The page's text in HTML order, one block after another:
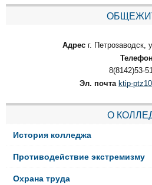
Адрес г.
Телефон
8(8142)53-
Эл. почта ktip-
О
История колледжа
Противодействие экстремизму
Охрана труда